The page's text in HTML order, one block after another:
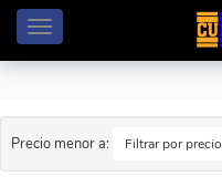
Menú
Precio menor a: Filtrar por precio